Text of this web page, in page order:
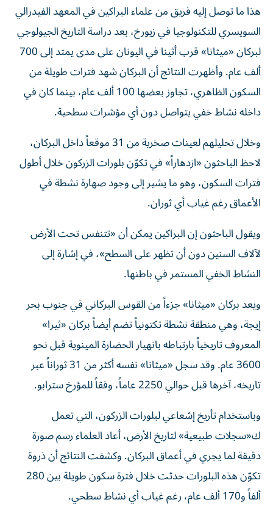
هذا ما توصل إليه فريق من علماء البراكين في المعهد الفيدرالي
السويسري للتكنولوجيا في زيورخ، بعد دراسة التاريخ الجيولوجي
لبركان «ميثانا» قرب أثينا في اليونان على مدى يمتد إلى 700
ألف عام. وأظهرت النتائج أن البركان شهد فترات طويلة من
السكون الظاهري، تجاوز بعضها 100 ألف عام، بينما كان في
داخله نشاط خفي يتواصل دون أي مؤشرات سطحية.
وخلال تحليلهم لعينات صخرية من 31 موقعاً داخل البركان،
لاحظ الباحثون «ازدهاراً» في تكوّن بلورات الزركون خلال أطول
فترات السكون، وهو ما يشير إلى وجود صهارة نشطة في
الأعماق رغم غياب أي ثوران.
ويقول الباحثون إن البراكين يمكن أن «تتنفس تحت الأرض
لآلاف السنين دون أن تظهر على السطح»، في إشارة إلى
النشاط الخفي المستمر في باطنها.
ويعد بركان «ميثانا» جزءاً من القوس البركاني في جنوب بحر
إيجة، وهي منطقة نشطة تكتونياً تضم أيضاً بركان «ثيرا»
المعروف تاريخياً بارتباطه بانهيار الحضارة المينوية قبل نحو
3600 عام. وقد سجل «ميثانا» نفسه أكثر من 31 ثوراناً عبر
تاريخه، آخرها قبل حوالي 2250 عاماً، وفقاً للمؤرخ سترابو.
وباستخدام تأريخ إشعاعي لبلورات الزركون، التي تعمل
ك«سجلات طبيعية» لتاريخ الأرض، أعاد العلماء رسم صورة
دقيقة لما يجري في أعماق البركان. وكشفت النتائج أن ذروة
تكوّن هذه البلورات حدثت خلال فترة سكون طويلة بين 280
ألفاً و170 ألف عام، رغم غياب أي نشاط سطحي.